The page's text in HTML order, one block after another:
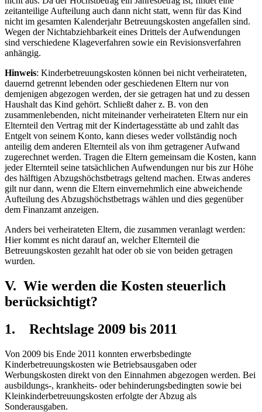
zeitanteilige Aufteilung auch dann nicht statt, wenn für das Kind
nicht im gesamten Kalenderjahr Betreuungskosten angefallen sind.
Wegen der Nichtabziehbarkeit eines Drittels der Aufwendungen
sind verschiedene Klageverfahren sowie ein Revisionsverfahren
anhängig.
Hinweis: Kinderbetreuungskosten können bei nicht verheirateten,
dauernd getrennt lebenden oder geschiedenen Eltern nur von
demjenigen abgezogen werden, der sie getragen hat und zu dessen
Haushalt das Kind gehört. Schließt daher z. B. von den
zusammenlebenden, nicht miteinander verheirateten Eltern nur ein
Elternteil den Vertrag mit der Kindertagesstätte ab und zahlt das
Entgelt von seinem Konto, kann dieses weder vollständig noch
anteilig dem anderen Elternteil als von ihm getragener Aufwand
zugerechnet werden. Tragen die Eltern gemeinsam die Kosten, kann
jeder Elternteil seine tatsächlichen Aufwendungen nur bis zur Höhe
des hälftigen Abzugshöchstbetrags geltend machen. Etwas anderes
gilt nur dann, wenn die Eltern einvernehmlich eine abweichende
Aufteilung des Abzugshöchstbetrags wählen und dies gegenüber
dem Finanzamt anzeigen.
Anders bei verheirateten Eltern, die zusammen veranlagt werden:
Hier kommt es nicht darauf an, welcher Elternteil die
Betreuungskosten gezahlt hat oder ob sie von beiden getragen
wurden.
V. Wie werden die Kosten steuerlich
berücksichtigt?
1. Rechtslage 2009 bis 2011
Von 2009 bis Ende 2011 konnten erwerbsbedingte
Kinderbetreuungskosten wie Betriebsausgaben oder
Werbungskosten direkt von den Einnahmen abgezogen werden. Bei
ausbildungs-, krankheits- oder behinderungsbedingten sowie bei
Kleinkinderbetreuungskosten erfolgte der Abzug als
Sonderausgaben.